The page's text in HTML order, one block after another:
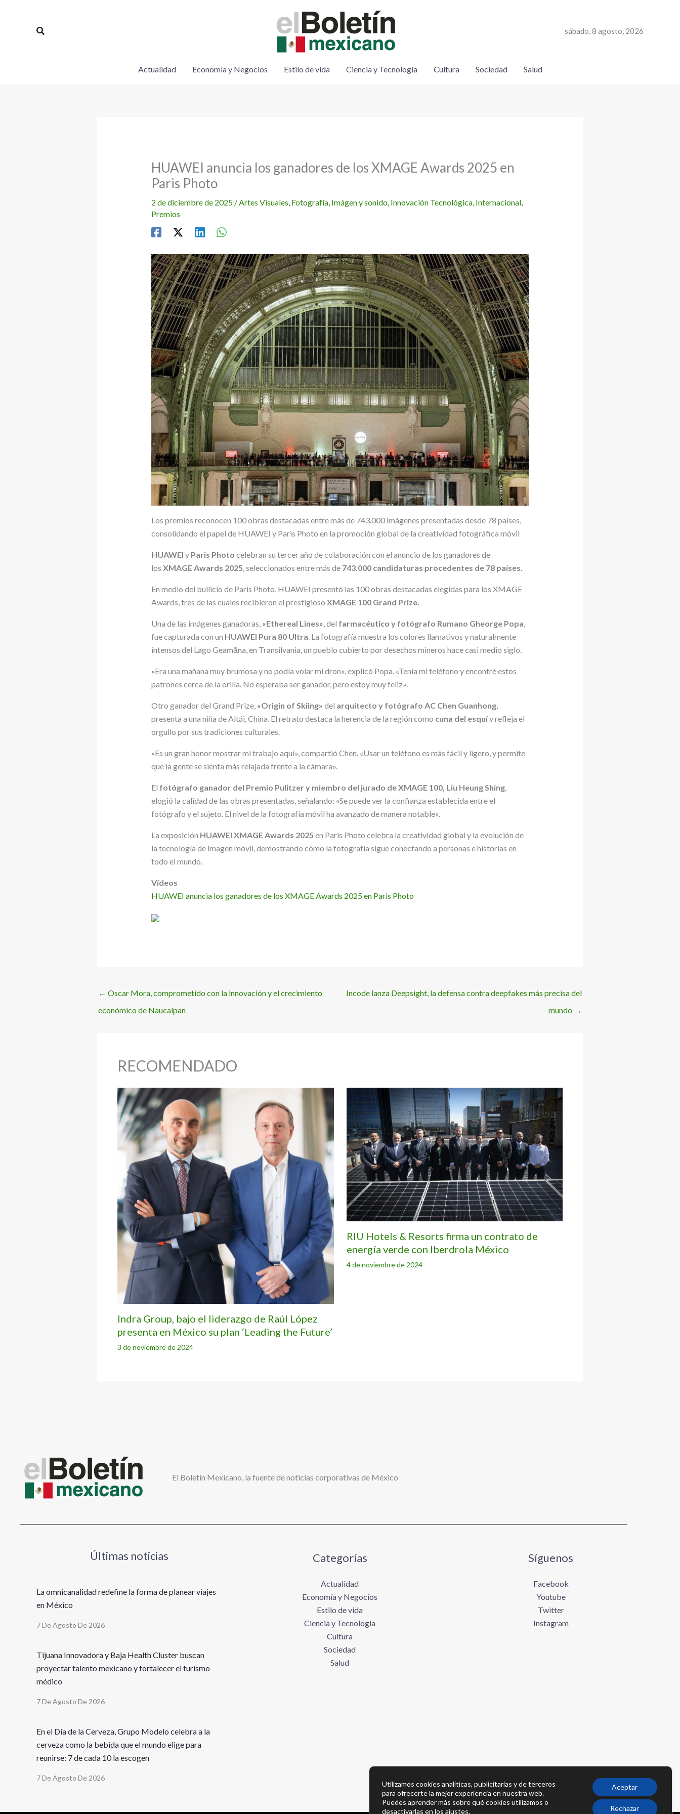
Buscar sábado, 8 agosto, 2026
Actualidad Economía y Negocios Estilo de vida Ciencia y Tecnología Cultura Sociedad Salud
HUAWEI anuncia los ganadores de los XMAGE Awards 2025 en
Paris Photo
2 de diciembre de 2025 /Artes Visuales, Fotografía, Imágen y sonido, Innovación Tecnológica, Internacional,
Premios
Los premios reconocen 100 obras destacadas entre más de 743.000 imágenes presentadas desde 78 países,
consolidando el papel de HUAWEI y Paris Photo en la promoción global de la creatividad fotográfica móvil
HUAWEI y Paris Photo celebran su tercer año de colaboración con el anuncio de los ganadores de
los XMAGE Awards 2025, seleccionados entre más de 743.000 candidaturas procedentes de 78 países.
En medio del bullicio de Paris Photo, HUAWEI presentó las 100 obras destacadas elegidas para los XMAGE
Awards, tres de las cuales recibieron el prestigioso XMAGE 100 Grand Prize.
Una de las imágenes ganadoras, «Ethereal Lines», del farmacéutico y fotógrafo Rumano Gheorge Popa,
fue capturada con un HUAWEI Pura 80 Ultra. La fotografía muestra los colores llamativos y naturalmente
intensos del Lago Geamăna, en Transilvania, un pueblo cubierto por desechos mineros hace casi medio siglo.
«Era una mañana muy brumosa y no podía volar mi dron», explicó Popa. «Tenía mi teléfono y encontré estos
patrones cerca de la orilla. No esperaba ser ganador, pero estoy muy feliz».
Otro ganador del Grand Prize, «Origin of Skiing» del arquitecto y fotógrafo AC Chen Guanhong,
presenta a una niña de Altái, China. El retrato destaca la herencia de la región como cuna del esquíy refleja el
orgullo por sus tradiciones culturales.
«Es un gran honor mostrar mi trabajo aquí», compartió Chen. «Usar un teléfono es más fácil y ligero, y permite
que la gente se sienta más relajada frente a la cámara».
El fotógrafo ganador del Premio Pulitzer y miembro del jurado de XMAGE 100, Liu Heung Shing,
elogió la calidad de las obras presentadas, señalando: «Se puede ver la confianza establecida entre el
fotógrafo y el sujeto. El nivel de la fotografía móvil ha avanzado de manera notable».
La exposición HUAWEI XMAGE Awards 2025 en Paris Photo celebra la creatividad global y la evolución de
la tecnología de imagen móvil, demostrando cómo la fotografía sigue conectando a personas e historias en
todo el mundo.
Vídeos
HUAWEI anuncia los ganadores de los XMAGE Awards 2025 en Paris Photo
← Oscar Mora, comprometido con la innovación y el crecimiento
económico de Naucalpan
Incode lanza Deepsight, la defensa contra deepfakes más precisa del
mundo →
RECOMENDADO
Indra Group, bajo el liderazgo de Raúl López
presenta en México su plan ‘Leading the Future’
3 de noviembre de 2024
RIU Hotels & Resorts firma un contrato de
energía verde con Iberdrola México
4 de noviembre de 2024
El Boletín Mexicano, la fuente de noticias corporativas de México
Últimas noticias
La omnicanalidad redefine la forma de planear viajes
en México
7 De Agosto De 2026
Tijuana Innovadora y Baja Health Cluster buscan
proyectar talento mexicano y fortalecer el turismo
médico
7 De Agosto De 2026
En el Día de la Cerveza, Grupo Modelo celebra a la
cerveza como la bebida que el mundo elige para
reunirse: 7 de cada 10 la escogen
7 De Agosto De 2026
Categorías
Actualidad
Economía y Negocios
Estilo de vida
Ciencia y Tecnología
Cultura
Sociedad
Salud
Síguenos
Facebook
Youtube
Twitter
Instagram
Utilizamos cookies analíticas, publicitarias y de terceros
para ofrecerte la mejor experiencia en nuestra web.
Puedes aprender más sobre qué cookies utilizamos o
desactivarlas en los ajustes.
Aceptar
Rechazar